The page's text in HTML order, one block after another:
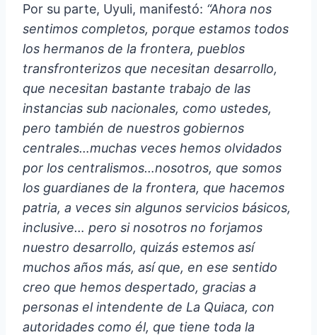
Por su parte, Uyuli, manifestó: “Ahora nos
sentimos completos, porque estamos todos
los hermanos de la frontera, pueblos
transfronterizos que necesitan desarrollo,
que necesitan bastante trabajo de las
instancias sub nacionales, como ustedes,
pero también de nuestros gobiernos
centrales…muchas veces hemos olvidados
por los centralismos…nosotros, que somos
los guardianes de la frontera, que hacemos
patria, a veces sin algunos servicios básicos,
inclusive… pero si nosotros no forjamos
nuestro desarrollo, quizás estemos así
muchos años más, así que, en ese sentido
creo que hemos despertado, gracias a
personas el intendente de La Quiaca, con
autoridades como él, que tiene toda la